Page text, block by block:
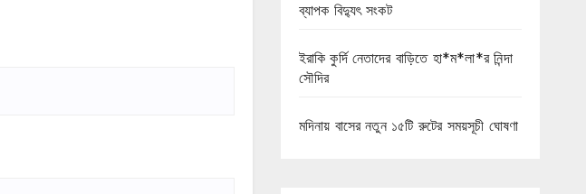
ব্যাপক বিদ্যুৎ সংকট
ইরাকি কুর্দি নেতাদের বাড়িতে হা*ম*লা*র নিন্দা
সৌদির
মদিনায় বাসের নতুন ১৫টি রুটের সময়সূচী ঘোষণা